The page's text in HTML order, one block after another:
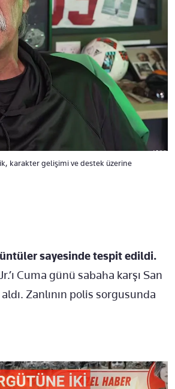
karakter gelişimi ve destek üzerine
sayesinde tespit edildi.
Cuma günü sabaha karşı San
Zanlının polis sorgusunda